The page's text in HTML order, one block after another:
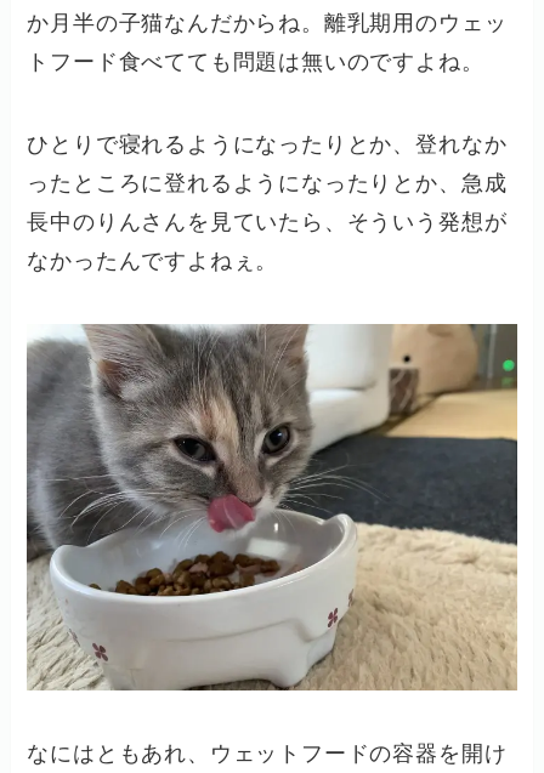
か月半の子猫なんだからね。離乳期用のウェッ
トフード食べてても問題は無いのですよね。
ひとりで寝れるようになったりとか、登れなか
ったところに登れるようになったりとか、急成
長中のりんさんを見ていたら、そういう発想が
なかったんですよねぇ。
なにはともあれ、ウェットフードの容器を開け